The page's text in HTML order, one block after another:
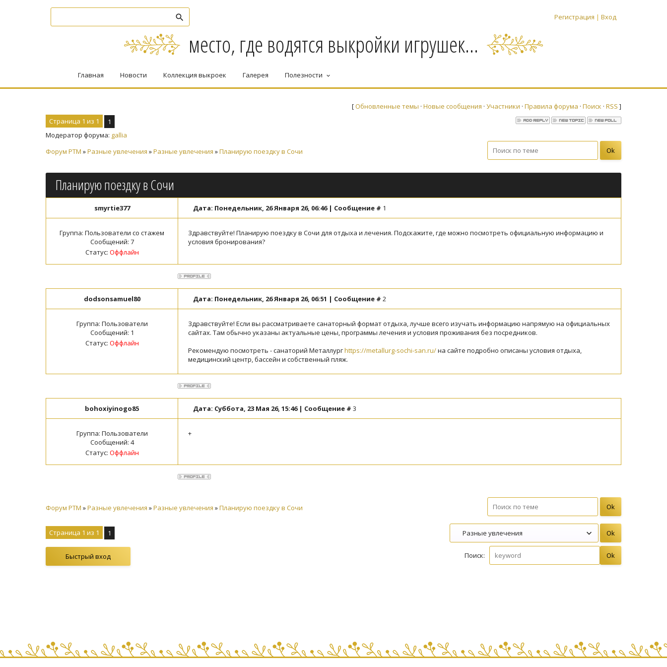
Регистрация | Вход
место, где водятся выкройки игрушек...
Главная Новости Коллекция выкроек Галерея Полезности keyboard_arrow_down
[Обновленные темы · Новые сообщения · Участники · Правила форума · Поиск · RSS ]
Страница 1 из 1
1
Модератор форума: gallia
Форум PTM »Разные увлечения »Разные увлечения »Планирую поездку в Сочи
Планирую поездку в Сочи
smyrtie377 Дата: Понедельник, 26 Января 26, 06:46 | Сообщение # 1
Группа: Пользователи со стажем
Сообщений: 7
Статус: Оффлайн
Здравствуйте! Планирую поездку в Сочи для отдыха и лечения. Подскажите, где можно посмотреть официальную информацию и
условия бронирования?
dodsonsamuel80 Дата: Понедельник, 26 Января 26, 06:51 | Сообщение # 2
Группа: Пользователи
Сообщений: 1
Статус: Оффлайн
Здравствуйте! Если вы рассматриваете санаторный формат отдыха, лучше всего изучать информацию напрямую на официальных
сайтах. Там обычно указаны актуальные цены, программы лечения и условия проживания без посредников.
Рекомендую посмотреть - санаторий Металлургhttps://metallurg-sochi-san.ru/на сайте подробно описаны условия отдыха,
медицинский центр, бассейн и собственный пляж.
bohoxiyinogo85 Дата: Суббота, 23 Мая 26, 15:46 | Сообщение # 3
Группа: Пользователи
Сообщений: 4
Статус: Оффлайн
+
Форум PTM »Разные увлечения »Разные увлечения »Планирую поездку в Сочи
Страница 1 из 1 1
Поиск: